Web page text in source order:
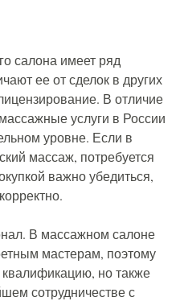
салона имеет ряд
ее от сделок в других
В отличие
услуги в России
уровне. Если в
массаж, потребуется
важно убедиться,
В массажном салоне
мастерам, поэтому
но также
сотрудничестве с